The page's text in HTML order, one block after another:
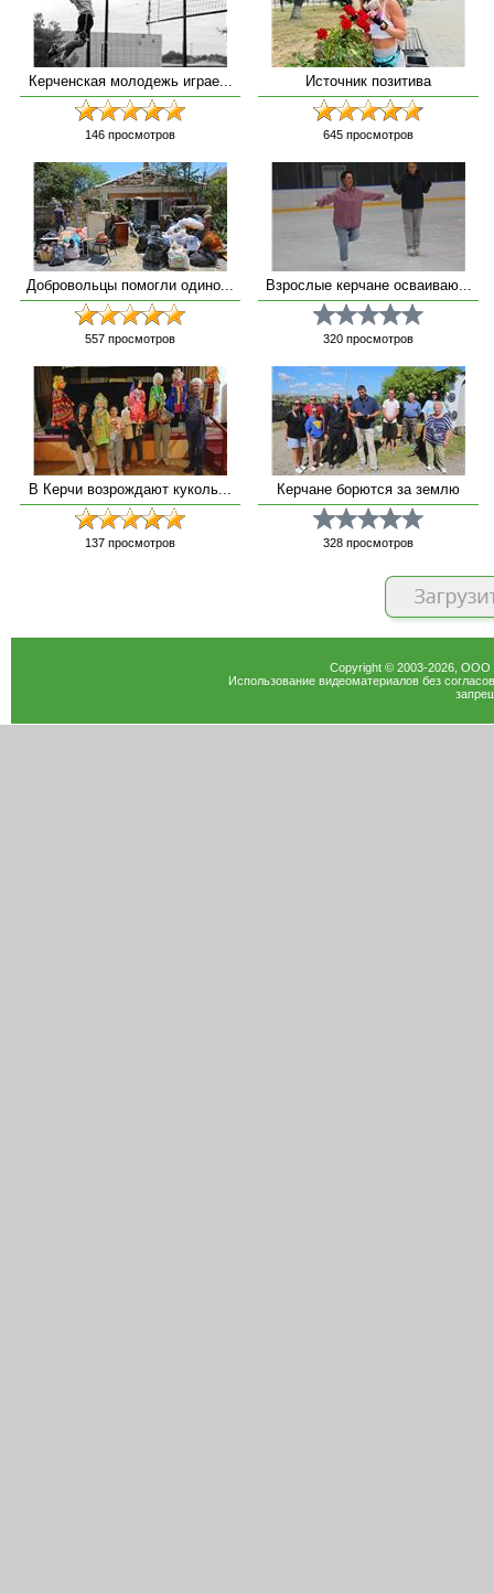
Керченская молодежь играе...
146 просмотров
Источник позитива
645 просмотров
Добровольцы помогли одино...
557 просмотров
Взрослые керчане осваиваю...
320 просмотров
В Керчи возрождают куколь...
137 просмотров
Керчане борются за землю
328 просмотров
Copyright © 2003-2026, ООО
Использование видеоматериалов без